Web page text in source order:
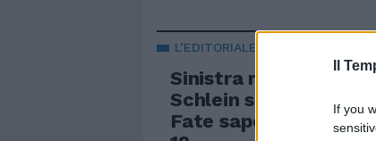
Il
If you
L’EDITORIALE DI CAPEZZONE
Sinistra muta su
Schlein straparla di
Fate sapere al Pd